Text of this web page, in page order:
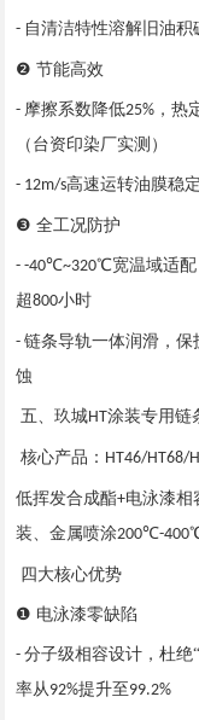
- 自清洁特性溶解旧油
❷ 节能高效
-摩擦系数降低25% ，热
（台资印染厂实测）
- 12m/s高速运转油膜稳
❸ 全工况防护
- -40℃~320℃宽温域适配
超800小时
-链条导轨一体润滑，保
蚀
五、玖城HT涂装专用链
核心产品： HT46/HT68/
低挥发合成酯+电泳漆相
装、金属喷涂200℃-400
四大核心优势
❶ 电泳漆零缺陷
-分子级相容设计，杜绝
率从92%提升至 99.2%